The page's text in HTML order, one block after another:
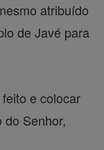
atribuído
de Javé para
e colocar
Senhor,